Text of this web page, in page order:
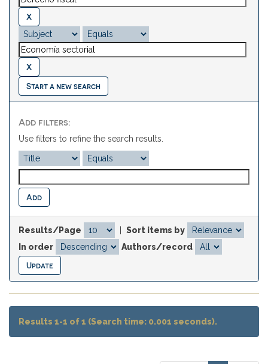
Start a new search
Add filters:
Use filters to refine the search results.
Results/Page
Sort items by
In order
Authors/record
Results 1-1 of 1 (Search time: 0.001 seconds).